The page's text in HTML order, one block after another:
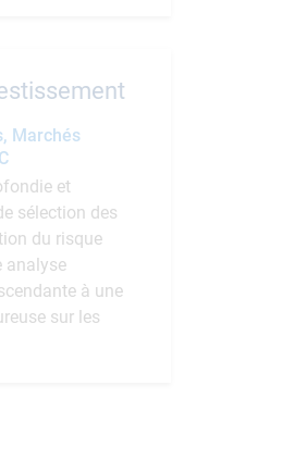
Marchés
et
sélection des
du risque
analyse
à une
sur les